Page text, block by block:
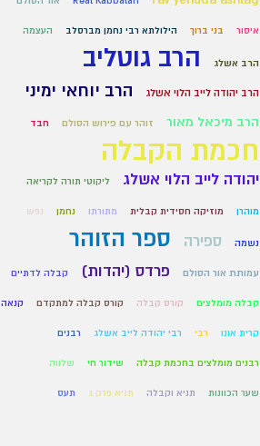
איסור בני ברוך הילולתא רבי נחמן מברסלב העצמה
הרב אשלג הרב גוטליב
הרב יהודה לייב הלוי אשלג הרב יוחאי ימיני
הרב מיכאל מאור זוהר עם פירוש הסולם חבד
חכמת הקבלה
יהודה לייב הלוי אשלג ליקוטי תורה לקריאה
מוהרן מוזיקה חסידית קבלית מתורתו נחמן נפש
נשמה ספירה ספר הזוהר
עמותת אור הסולם פרדס (יהדות) קבלה לדתיים
קבלה מומלצים קורס קבלה קורס קבלה למתקדם קנאה
קרית אונו רבי רבי יהודה לייב אשלג רבנים
רבנים מומלצים בחכמת קבלה שידור חי שלווה
שער הכוונות תניא וקבלה תניא פרק ג תעס